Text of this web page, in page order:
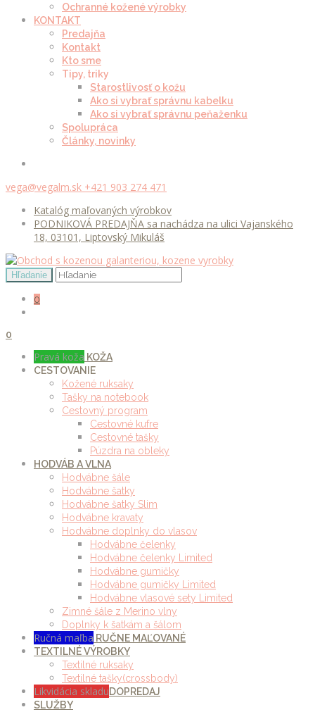
Ochranné kožené výrobky
KONTAKT
Predajňa
Kontakt
Kto sme
Tipy, triky
Starostlivosť o kožu
Ako si vybrať správnu kabelku
Ako si vybrať správnu peňaženku
Spolupráca
Články, novinky
vega@vegalm.sk +421 903 274 471
Katalóg maľovaných výrobkov
PODNIKOVÁ PREDAJŇA sa nachádza na ulici Vajanského
18, 03101, Liptovský Mikuláš
0
0
Pravá koža KOŽA
CESTOVANIE
Kožené ruksaky
Tašky na notebook
Cestovný program
Cestovné kufre
Cestovné tašky
Púzdra na obleky
HODVÁB A VLNA
Hodvábne šále
Hodvábne šatky
Hodvábne šatky Slim
Hodvábne kravaty
Hodvábne doplnky do vlasov
Hodvábne čelenky
Hodvábne čelenky Limited
Hodvábne gumičky
Hodvábne gumičky Limited
Hodvábne vlasové sety Limited
Zimné šále z Merino vlny
Doplnky k šatkám a šálom
Ručná maľba RUČNE MAĽOVANÉ
TEXTILNÉ VÝROBKY
Textilné ruksaky
Textilné tašky(crossbody)
Likvidácia skladuDOPREDAJ
SLUŽBY